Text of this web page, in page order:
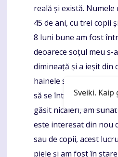
reală și există. Numele
45 de ani, cu trei copii
8 luni bune am fost
deoarece soțul meu
dimineață și a ieșit din
hainele sale fără nicio
să se întoarcă acasă în
găsit nicăieri, am
este interesat din nou
sau de copii, acest
piele și am fost în
Sveiki. Kaip